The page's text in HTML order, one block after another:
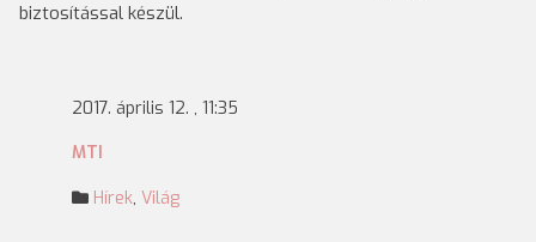
biztosítással készül.
2017. április 12. , 11:35
MTI
Hírek, Világ